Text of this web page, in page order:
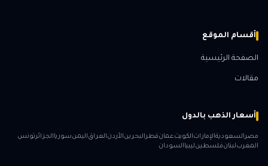
أقسام الموقع
الصفحة الرئيسية
مقالات
أسعار الذهب بالدول
مصرالسعوديةالإماراتالكويتعمانقطرالبحرينالأردنالعراقاليمنسورياالجزائرتونس
المغربلبنانفلسطينليبياالسودان